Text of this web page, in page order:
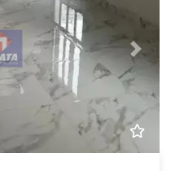
Next